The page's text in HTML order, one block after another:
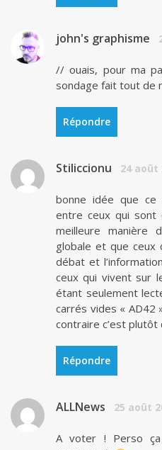
john's graphisme
// ouais, pour ma
sondage fait tout de
Répondre
Stiliccionu 24 août
bonne idée que ce
entre ceux qui sont
meilleure manière
globale et que ceux
débat et
ceux qui vivent sur
étant seulement
carrés vides « AD42
contraire c’est plutôt
Répondre
ALLNews 25 août
A voter ! Perso ça